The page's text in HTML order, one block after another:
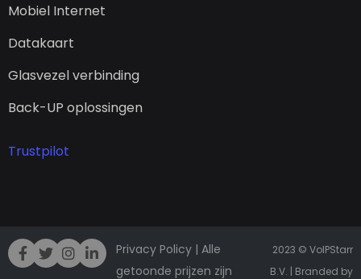
Mobiel Internet
Datakaart
Glasvezel verbinding
Back-UP oplossingen
Trustpilot
Privacy Policy | Alle
getoonde prijzen zijn
2023 © VoIPStarr
B.V. | Branded by